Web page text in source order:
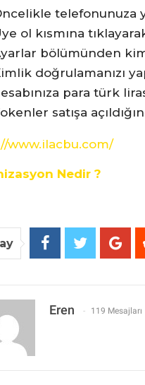
telefonunuza
ol kısmına
bölümünden
doğrulamanızı
para türk
satışa
www.ilacbu.com/
Nedir ?
Eren 119 Mesajları